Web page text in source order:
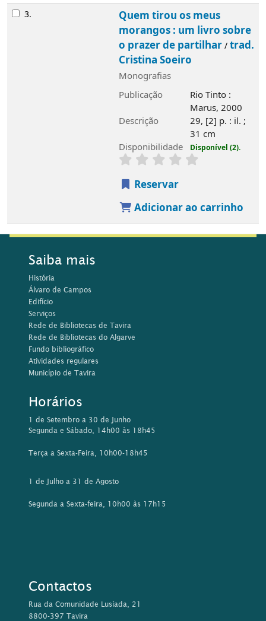
3.
Quem tirou os meus
morangos : um livro sobre
o prazer de partilhar/trad.
Cristina Soeiro
Monografias
Publicação
Rio Tinto :
Marus, 2000
Descrição
29, [2] p. : il. ;
31 cm
Disponibilidade
Disponível (2).
Reservar
Adicionar ao carrinho
Saiba mais
História
Álvaro de Campos
Edifício
Serviços
Rede de Bibliotecas de Tavira
Rede de Bibliotecas do Algarve
Fundo bibliográfico
Atividades regulares
Município de Tavira
Horários
1 de Setembro a 30 de Junho
Segunda e Sábado, 14h00 às 18h45
Terça a Sexta-Feira, 10h00-18h45
1 de Julho a 31 de Agosto
Segunda a Sexta-feira, 10h00 às 17h15
Contactos
Rua da Comunidade Lusíada, 21
8800-397 Tavira